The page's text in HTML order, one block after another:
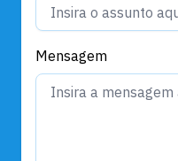
Mensagem